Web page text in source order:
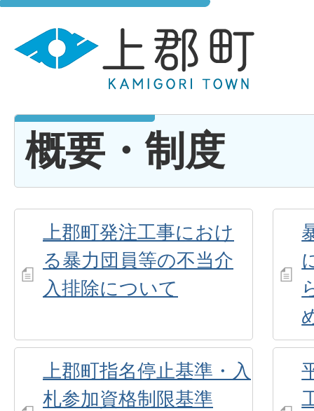
概要・制度
上郡町発注工事におけ
る暴力団員等の不当介
入排除について
上郡町指名停止基準・入
札参加資格制限基準